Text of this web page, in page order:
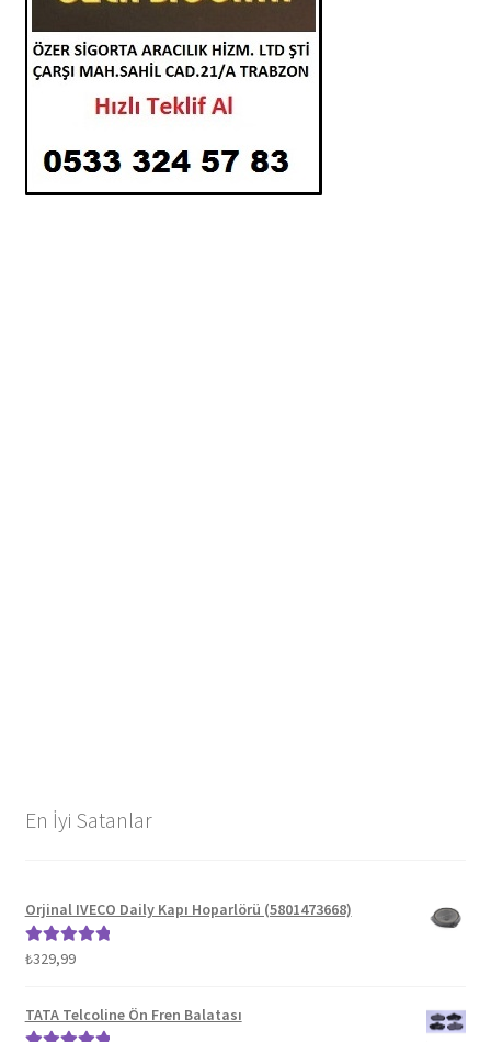
En İyi Satanlar
Orjinal IVECO Daily Kapı Hoparlörü (5801473668)
5 üzerinden
₺329,99
TATA Telcoline Ön Fren Balatası